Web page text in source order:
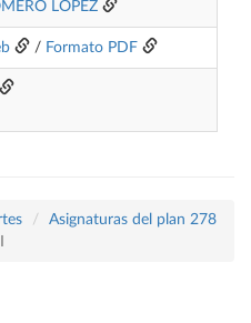
LÓPEZ
/ Formato PDF
Asignaturas del plan 278